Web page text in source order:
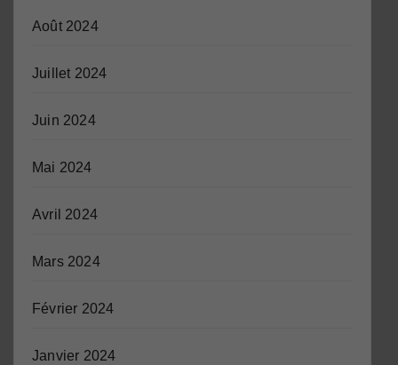
Août 2024
Juillet 2024
Juin 2024
Mai 2024
Avril 2024
Mars 2024
Février 2024
Janvier 2024